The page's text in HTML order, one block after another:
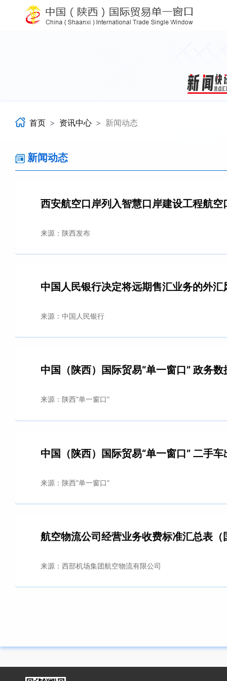
首页 资讯中心 新闻动态
新闻动态
西安航空口岸列入智慧口岸建设工程航空
来源：陕西发布
中国人民银行决定将远期售汇业务的外
来源：中国人民银行
中国（陕西）国际贸易“单一窗口” 政务
来源：陕西“单一窗口”
中国（陕西）国际贸易“单一窗口” 二手
来源：陕西“单一窗口”
航空物流公司经营业务收费标准汇总表（
来源：西部机场集团航空物流有限公司